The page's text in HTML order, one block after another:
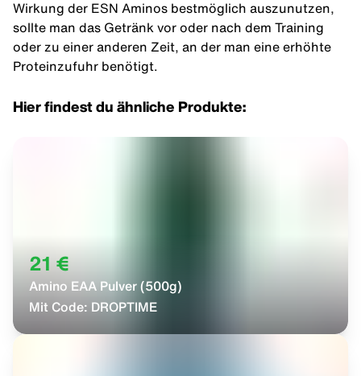
Wirkung der ESN Aminos bestmöglich auszunutzen,
sollte man das Getränk vor oder nach dem Training
oder zu einer anderen Zeit, an der man eine erhöhte
Proteinzufuhr benötigt.
Hier findest du ähnliche Produkte:
21 €
Amino EAA Pulver (500g)
Mit Code: DROPTIME